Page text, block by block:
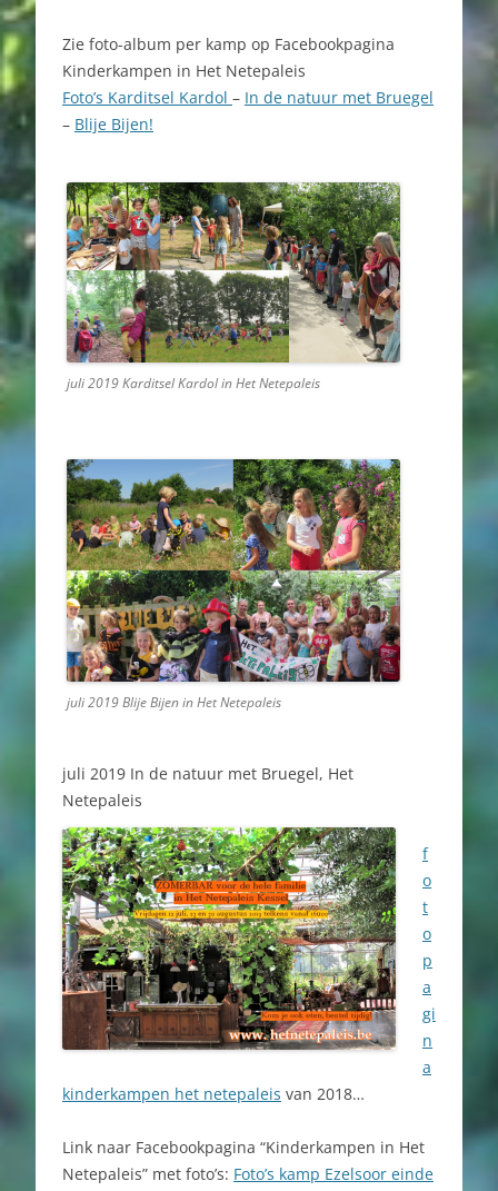
Zie foto-album per kamp op Facebookpagina
Kinderkampen in Het Netepaleis
Foto’s Karditsel Kardol – In de natuur met Bruegel
– Blije Bijen!
juli 2019 Karditsel Kardol in Het Netepaleis
juli 2019 Blije Bijen in Het Netepaleis
juli 2019 In de natuur met Bruegel, Het
Netepaleis
f
o
t
o
p
a
gi
n
a
kinderkampen het netepaleis van 2018…
Link naar Facebookpagina “Kinderkampen in Het
Netepaleis” met foto’s: Foto’s kamp Ezelsoor einde